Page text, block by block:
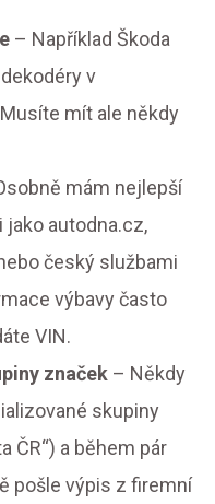
– Například Škoda
v
mít ale někdy
mám nejlepší
autodna.cz,
český službami
výbavy často
VIN.
značek – Někdy
skupiny
ČR“) a během pár
pošle výpis z firemní